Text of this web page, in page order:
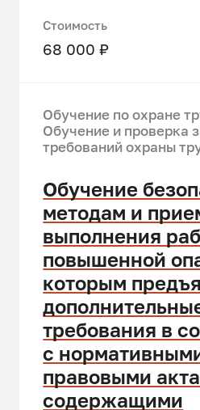
Стоимость
68 000 ₽
Обучение по охране
Обучение и проверка
требований охраны
Обучение
методам и
выполнения
повышенной
которым
требования в
с
правовыми
содержащими